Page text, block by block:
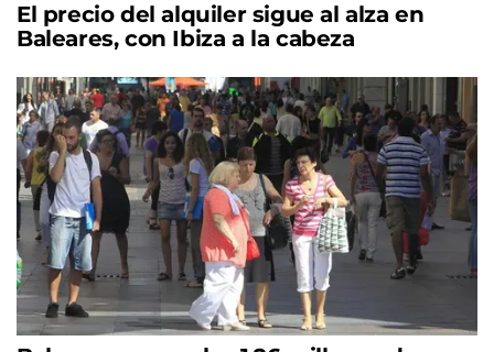
El precio del alquiler sigue al alza en
Baleares, con Ibiza a la cabeza